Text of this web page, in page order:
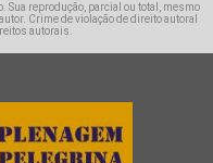
Sua reprodução, parcial ou total, mesmo
Crime de violação de direito autoral
autorais.